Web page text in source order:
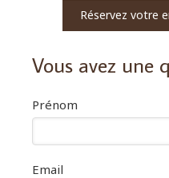
Réservez votre
Vous avez une
Prénom
Email